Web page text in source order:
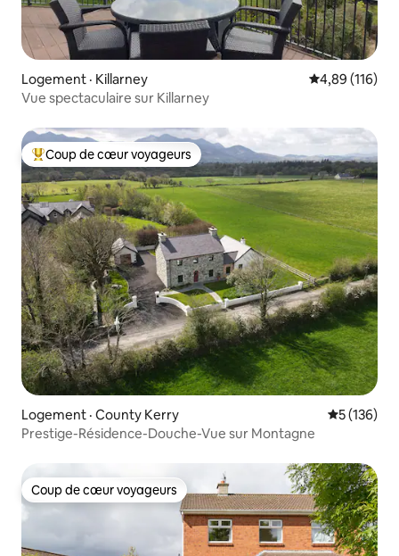
Logement · Killarney Note
4,89 (116)
Vue spectaculaire sur Killarney
Coup de cœur voyageurs parmi les plus aimés
Coup de cœur voyageurs
Logement · County Kerry Note
5 (136)
Prestige-Résidence-Douche-Vue sur Montagne
Coup de cœur voyageurs
Coup de cœur voyageurs